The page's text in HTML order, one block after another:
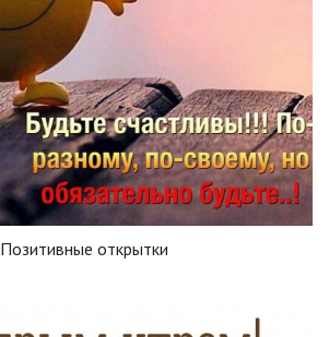
Позитивные открытки